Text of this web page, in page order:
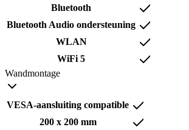
Bluetooth
Bluetooth Audio ondersteuning
WLAN
WiFi 5
Wandmontage
VESA-aansluiting compatible
200 x 200 mm